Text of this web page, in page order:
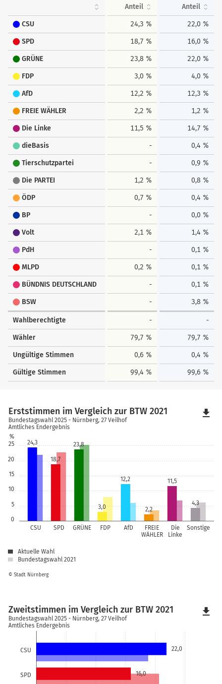
Anteil Anteil
CSU 24,3 % 22,0 %
SPD 18,7 % 16,0 %
GRÜNE 23,8 % 22,0 %
FDP 3,0 % 4,0 %
AfD 12,2 % 12,3 %
FREIE WÄHLER 2,2 % 1,2 %
Die Linke 11,5 % 14,7 %
dieBasis - 0,4 %
Tierschutzpartei - 0,9 %
Die PARTEI 1,2 % 0,8 %
ÖDP 0,7 % 0,4 %
BP - 0,0 %
Volt 2,1 % 1,4 %
PdH - 0,1 %
MLPD 0,2 % 0,1 %
BÜNDNIS DEUTSCHLAND - 0,1 %
BSW - 3,8 %
Wahlberechtigte - -
Wähler 79,7 % 79,7 %
Ungültige Stimmen 0,6 % 0,4 %
Gültige Stimmen 99,4 % 99,6 %
0
5
10
15
20
25
%
CSU SPD GRÜNE FDP AfD
FREIE
WÄHLER
Die
Linke
Sonstige
24,3
18,7
23,8
3,0
12,2
2,2
11,5
4,3
© Stadt Nürnberg
Erststimmen im Vergleich zur BTW 2021
Bundestagswahl 2025 - Nürnberg, 27 Veilhof
Amtliches Endergebnis
Aktuelle Wahl
Bundestagswahl 2021
file_download
CSU
SPD
22,0
16,0
Zweitstimmen im Vergleich zur BTW 2021
Bundestagswahl 2025 - Nürnberg, 27 Veilhof
Amtliches Endergebnis
file_download